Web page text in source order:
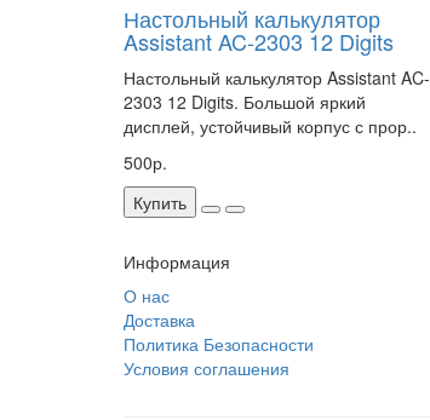
Настольный калькулятор
Assistant AC-2303 12 Digits
Настольный калькулятор Assistant AC-
2303 12 Digits. Большой яркий
дисплей, устойчивый корпус с прор..
500р.
Купить
Информация
О нас
Доставка
Политика Безопасности
Условия соглашения